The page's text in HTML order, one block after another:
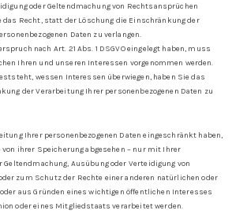
oder Geltendmachung von Rechtsansprüchen
das Recht, statt der Löschung die Einschränkung der
Daten zu verlangen.
nach Art. 21 Abs. 1 DSGVO eingelegt haben, muss
Ihren und unseren Interessen vorgenommen werden.
wessen Interessen überwiegen, haben Sie das
der Verarbeitung Ihrer personenbezogenen Daten zu
Ihrer personenbezogenen Daten eingeschränkt haben,
von ihrer Speicherung abgesehen – nur mit Ihrer
Geltendmachung, Ausübung oder Verteidigung von
zum Schutz der Rechte einer anderen natürlichen oder
aus Gründen eines wichtigen öffentlichen Interesses
oder eines Mitgliedstaats verarbeitet werden.